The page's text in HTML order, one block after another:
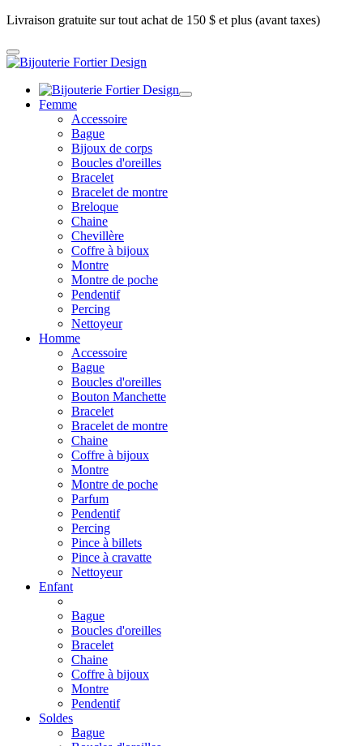
Livraison gratuite sur tout achat de 150 $ et plus (avant taxes)
Femme
Accessoire
Bague
Bijoux de corps
Boucles d'oreilles
Bracelet
Bracelet de montre
Breloque
Chaine
Chevillère
Coffre à bijoux
Montre
Montre de poche
Pendentif
Percing
Nettoyeur
Homme
Accessoire
Bague
Boucles d'oreilles
Bouton Manchette
Bracelet
Bracelet de montre
Chaine
Coffre à bijoux
Montre
Montre de poche
Parfum
Pendentif
Percing
Pince à billets
Pince à cravatte
Nettoyeur
Enfant
Bague
Boucles d'oreilles
Bracelet
Chaine
Coffre à bijoux
Montre
Pendentif
Soldes
Bague